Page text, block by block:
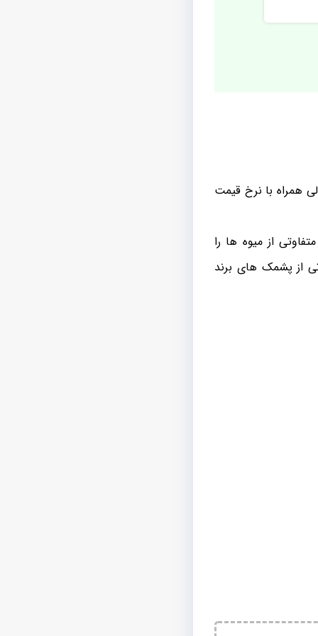
همراه با نرخ قیمت
از میوه ها را
از پشمک های برند